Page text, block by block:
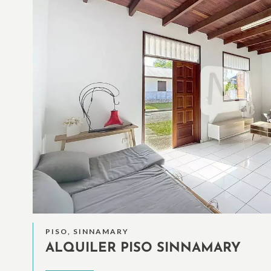
PISO, SINNAMARY
ALQUILER PISO SINNAMARY